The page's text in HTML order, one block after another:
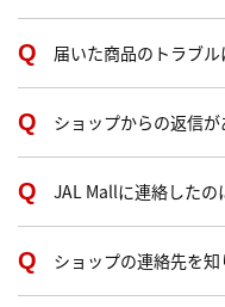
届いた商品のトラブル
ショップからの返信
JAL Mallに連絡したの
ショップの連絡先を